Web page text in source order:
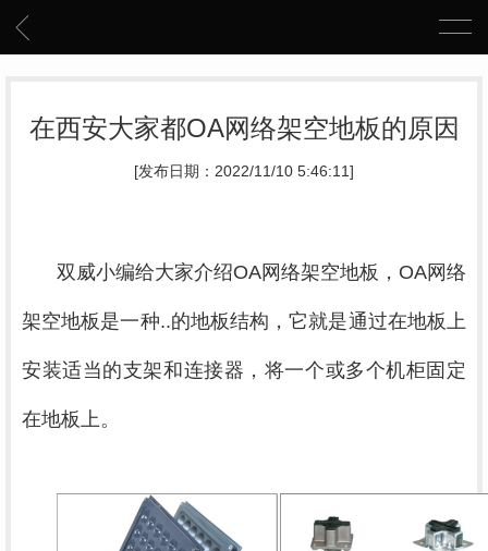
在西安大家都OA网络架空地板的原因
[发布日期：2022/11/10 5:46:11]
双威小编给大家介绍OA网络架空地板，OA网络
架空地板是一种..的地板结构，它就是通过在地板上
安装适当的支架和连接器，将一个或多个机柜固定
在地板上。